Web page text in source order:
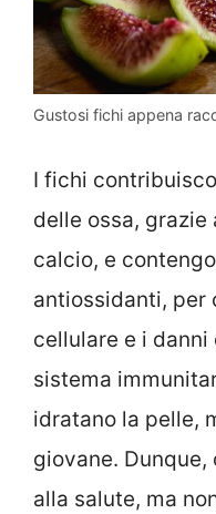
Gustosi fichi appena
I fichi
delle ossa, grazie
calcio, e
antiossidanti, per
cellulare e i
sistema
idratano la pelle,
giovane.
alla salute, ma